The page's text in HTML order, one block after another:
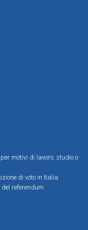
motivi di lavoro, studio o
di voto in Italia
del referendum